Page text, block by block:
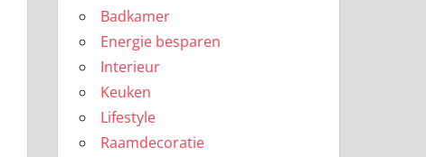
Badkamer
Energie besparen
Interieur
Keuken
Lifestyle
Raamdecoratie